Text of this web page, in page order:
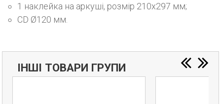
1 наклейка на аркуші, розмір 210х297 мм;
CD Ø120 мм.
ІНШІ ТОВАРИ ГРУПИ